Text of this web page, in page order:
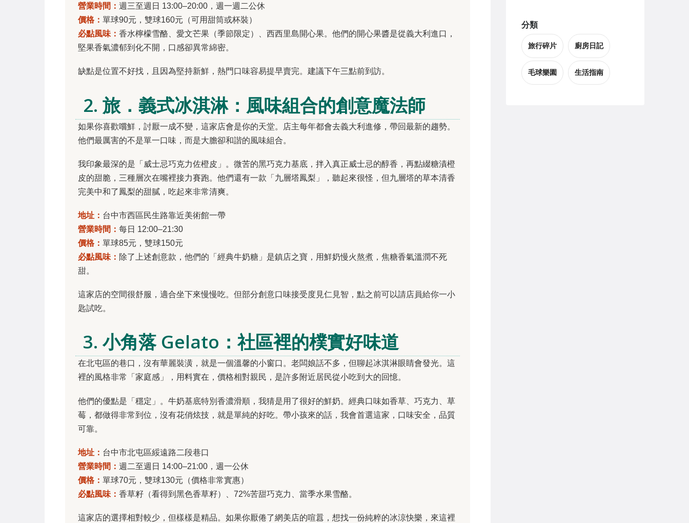
營業時間： 週三至週日 13:00–20:00，週一週二公休
價格： 單球90元，雙球160元（可用甜筒或杯裝）
必點風味： 香水檸檬雪酪、愛文芒果（季節限定）、西西里島開心果。他們的開心果醬是從義大利進口，
堅果香氣濃郁到化不開，口感卻異常綿密。
缺點是位置不好找，且因為堅持新鮮，熱門口味容易提早賣完。建議下午三點前到訪。
2. 旅．義式冰淇淋：風味組合的創意魔法師
如果你喜歡嚐鮮，討厭一成不變，這家店會是你的天堂。店主每年都會去義大利進修，帶回最新的趨勢。
他們最厲害的不是單一口味，而是大膽卻和諧的風味組合。
我印象最深的是「威士忌巧克力佐橙皮」。微苦的黑巧克力基底，拌入真正威士忌的醇香，再點綴糖漬橙
皮的甜脆，三種層次在嘴裡接力賽跑。他們還有一款「九層塔鳳梨」，聽起來很怪，但九層塔的草本清香
完美中和了鳳梨的甜膩，吃起來非常清爽。
地址： 台中市西區民生路靠近美術館一帶
營業時間： 每日 12:00–21:30
價格： 單球85元，雙球150元
必點風味： 除了上述創意款，他們的「經典牛奶糖」是鎮店之寶，用鮮奶慢火熬煮，焦糖香氣溫潤不死
甜。
這家店的空間很舒服，適合坐下來慢慢吃。但部分創意口味接受度見仁見智，點之前可以請店員給你一小
匙試吃。
3. 小角落 Gelato：社區裡的樸實好味道
在北屯區的巷口，沒有華麗裝潢，就是一個溫馨的小窗口。老闆娘話不多，但聊起冰淇淋眼睛會發光。這
裡的風格非常「家庭感」，用料實在，價格相對親民，是許多附近居民從小吃到大的回憶。
他們的優點是「穩定」。牛奶基底特別香濃滑順，我猜是用了很好的鮮奶。經典口味如香草、巧克力、草
莓，都做得非常到位，沒有花俏炫技，就是單純的好吃。帶小孩來的話，我會首選這家，口味安全，品質
可靠。
地址： 台中市北屯區綏遠路二段巷口
營業時間： 週二至週日 14:00–21:00，週一公休
價格： 單球70元，雙球130元（價格非常實惠）
必點風味： 香草籽（看得到黑色香草籽）、72%苦甜巧克力、當季水果雪酪。
這家店的選擇相對較少，但樣樣是精品。如果你厭倦了網美店的喧囂，想找一份純粹的冰涼快樂，來這裡
分類
旅行碎片 廚房日記
毛球樂園 生活指南